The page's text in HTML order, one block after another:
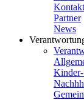
Kontakt
Partner
News